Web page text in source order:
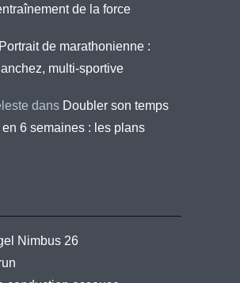
de la force
Portrait de marathonienne :
multi-sportive
dans Doubler son temps
6 semaines : les plans
Nimbus 26